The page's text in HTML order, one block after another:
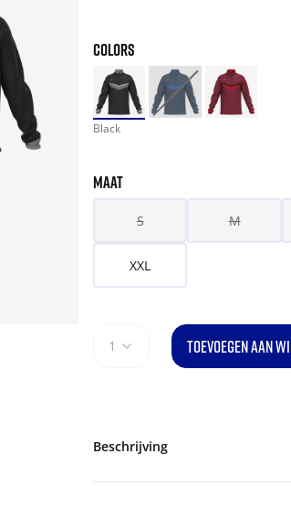
COLORS
Black
MAAT
S M
XXL
1 TOEVOEGEN AAN
Beschrijving